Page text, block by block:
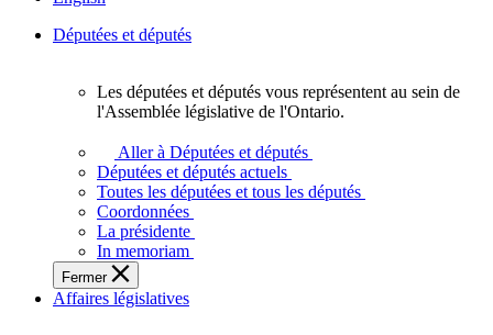
Députées et députés
députés
vous
représentent
sein
de
l'Assemblée
législative
Les députées et députés vous représentent au sein de
l'Assemblée législative de l'Ontario.
Aller à Députées et députés
Députées et députés actuels
Toutes les députées et tous les députés
Coordonnées
La présidente
In memoriam
Fermer
Affaires législatives